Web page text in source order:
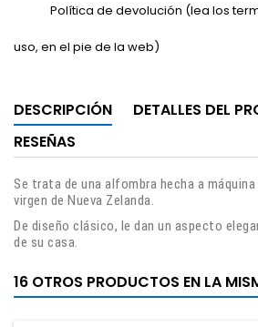
Política de devolución (lea los
uso, en el pie de la web)
DESCRIPCIÓN
DETALLES DEL
RESEÑAS
Se trata de una alfombra hecha a
virgen de Nueva Zelanda.
De diseño clásico, le dan un aspecto
de su casa.
16 OTROS PRODUCTOS EN LA